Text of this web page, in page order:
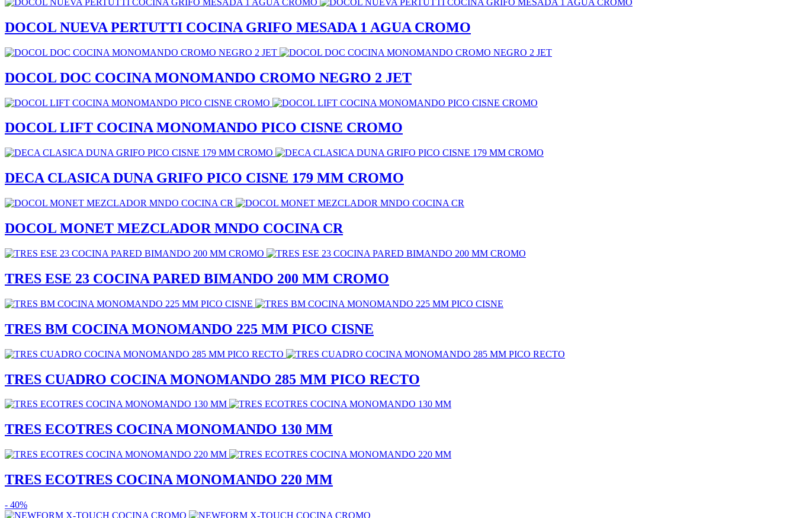
DOCOL NUEVA PERTUTTI COCINA GRIFO MESADA 1 AGUA CROMO
DOCOL DOC COCINA MONOMANDO CROMO NEGRO 2 JET
DOCOL LIFT COCINA MONOMANDO PICO CISNE CROMO
DECA CLASICA DUNA GRIFO PICO CISNE 179 MM CROMO
DOCOL MONET MEZCLADOR MNDO COCINA CR
TRES ESE 23 COCINA PARED BIMANDO 200 MM CROMO
TRES BM COCINA MONOMANDO 225 MM PICO CISNE
TRES CUADRO COCINA MONOMANDO 285 MM PICO RECTO
TRES ECOTRES COCINA MONOMANDO 130 MM
TRES ECOTRES COCINA MONOMANDO 220 MM
- 40%